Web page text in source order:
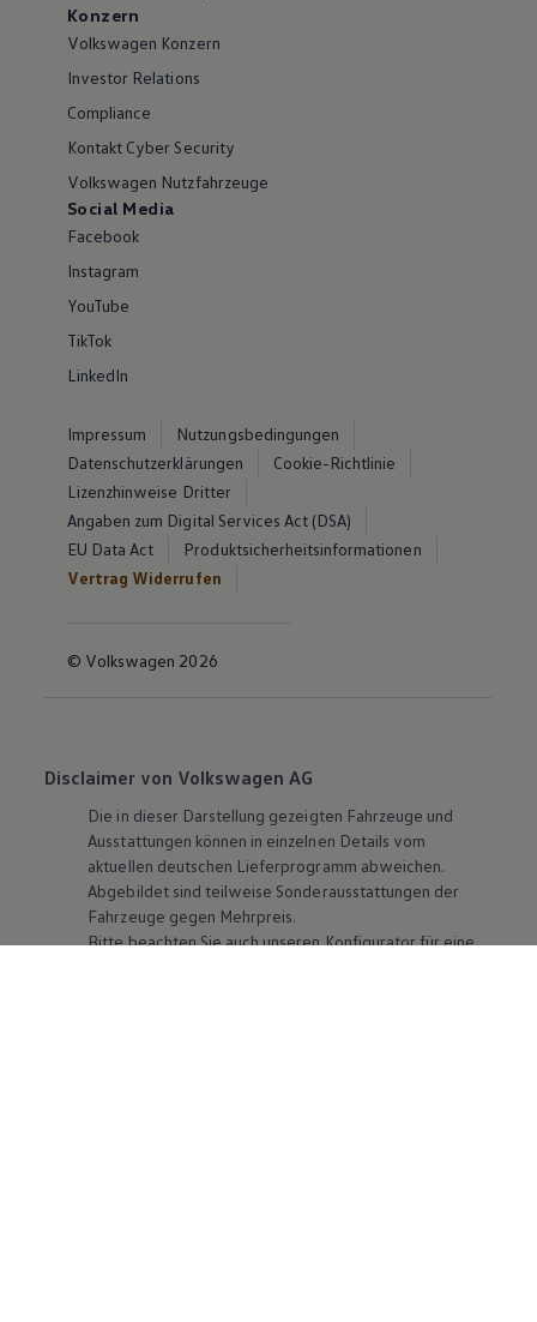
Konzern
Volkswagen Konzern
Investor Relations
Compliance
Kontakt Cyber Security
Volkswagen Nutzfahrzeuge
Social Media
Facebook
Instagram
YouTube
TikTok
LinkedIn
Impressum
Nutzungsbedingungen
Datenschutzerklärungen
Cookie-Richtlinie
Lizenzhinweise Dritter
Angaben zum Digital Services Act (DSA)
EU Data Act
Produktsicherheitsinformationen
Vertrag Widerrufen
© Volkswagen 2026
Disclaimer von Volkswagen AG
Die in dieser Darstellung gezeigten Fahrzeuge und
Ausstattungen können in einzelnen Details vom
aktuellen deutschen Lieferprogramm abweichen.
Abgebildet sind teilweise Sonderausstattungen der
Fahrzeuge gegen Mehrpreis.
Bitte beachten Sie auch unseren Konfigurator für eine